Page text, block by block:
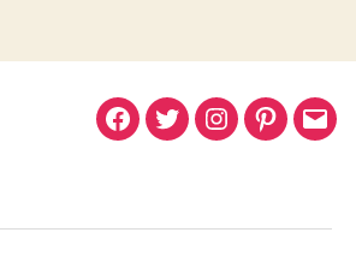
MuratMuratMuratPinterest